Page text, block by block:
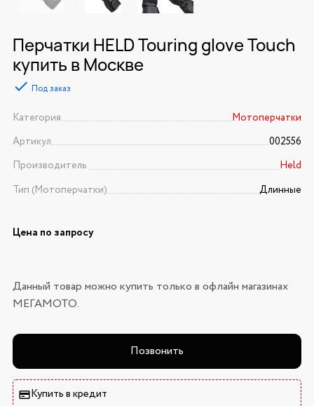
Перчатки HELD Touring glove Touch
купить в Москве
Под заказ
Категория
Мотоперчатки
Артикул
002556
Производитель
Held
Тип (Мотоперчатки)
Длинные
Цена по запросу
Данный товар можно купить только в офлайн магазинах
МЕГАМОТО.
Позвонить
Купить в кредит